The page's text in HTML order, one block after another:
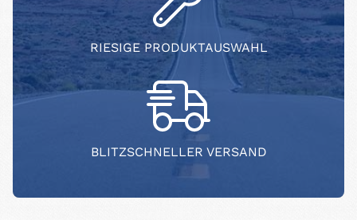
RIESIGE PRODUKTAUSWAHL
BLITZSCHNELLER VERSAND